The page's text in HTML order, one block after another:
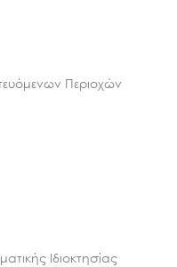
Περιοχών
Ιδιοκτησίας